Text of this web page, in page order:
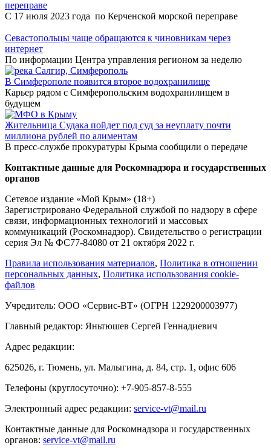
переправе
С 17 июля 2023 года по Керченской морской переправе
Севастопольцы чаще обращаются к чиновникам через
интернет
По информации Центра управления регионом за неделю
В Симферополе появится второе водохранилище
Карьер рядом с Симферопольским водохранилищем в
будущем
Жительница Судака пойдет под суд за неуплату почти
миллиона рублей по алиментам
В пресс-службе прокуратуры Крыма сообщили о передаче
Контактные данные для Роскомнадзора и государственных
органов
Сетевое издание «Мой Крым» (18+)
Зарегистрировано Федеральной службой по надзору в сфере
связи, информационных технологий и массовых
коммуникаций (Роскомнадзор). Свидетельство о регистрации
серия Эл № ФС77-84080 от 21 октября 2022 г.
Правила использования материалов, Политика в отношении
персональных данных, Политика использования cookie-
файлов
Учредитель: ООО «Сервис-ВТ» (ОГРН 1229200003977)
Главный редактор: Яньтюшев Сергей Геннадиевич
Адрес редакции:
625026, г. Тюмень, ул. Малыгина, д. 84, стр. 1, офис 606
Телефоны (круглосуточно): +7-905-857-8-555
Электронный адрес редакции: service-vt@mail.ru
Контактные данные для Роскомнадзора и государственных
органов: service-vt@mail.ru